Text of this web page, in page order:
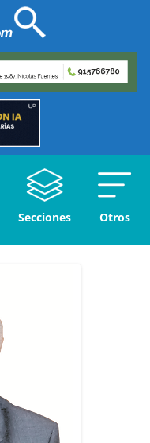
Secciones Otros